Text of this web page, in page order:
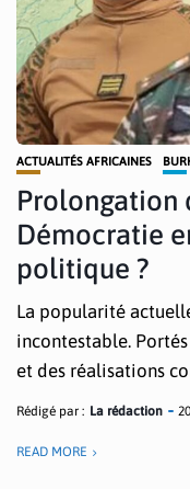
ACTUALITÉS AFRICAINES
Prolongation
Démocratie
politique ?
La popularité
incontestable.
et des réalisations
Rédigé par : La rédaction
READ MORE